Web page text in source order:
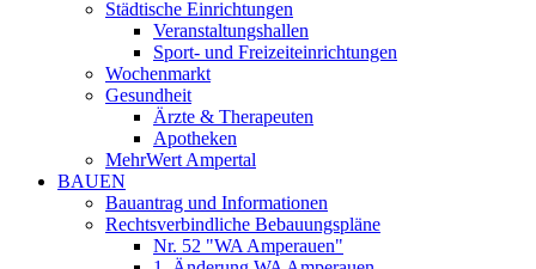
Städtische Einrichtungen
Veranstaltungshallen
Sport- und Freizeiteinrichtungen
Wochenmarkt
Gesundheit
Ärzte & Therapeuten
Apotheken
MehrWert Ampertal
BAUEN
Bauantrag und Informationen
Rechtsverbindliche Bebauungspläne
Nr. 52 "WA Amperauen"